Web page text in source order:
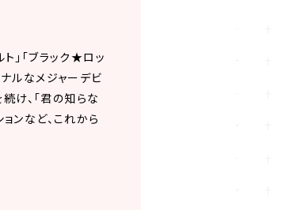
」「ブラック★ロッ
ルなメジャーデビ
け、「君の知らな
ンなど、これから